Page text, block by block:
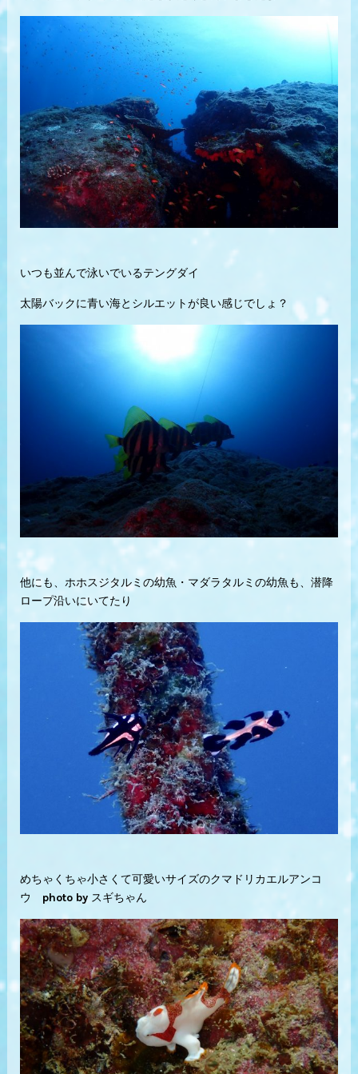
いつも並んで泳いでいるテングダイ
太陽バックに青い海とシルエットが良い感じでしょ？
他にも、ホホスジタルミの幼魚・マダラタルミの幼魚も、潜降
ロープ沿いにいてたり
めちゃくちゃ小さくて可愛いサイズのクマドリカエルアンコ
ウ photo by スギちゃん